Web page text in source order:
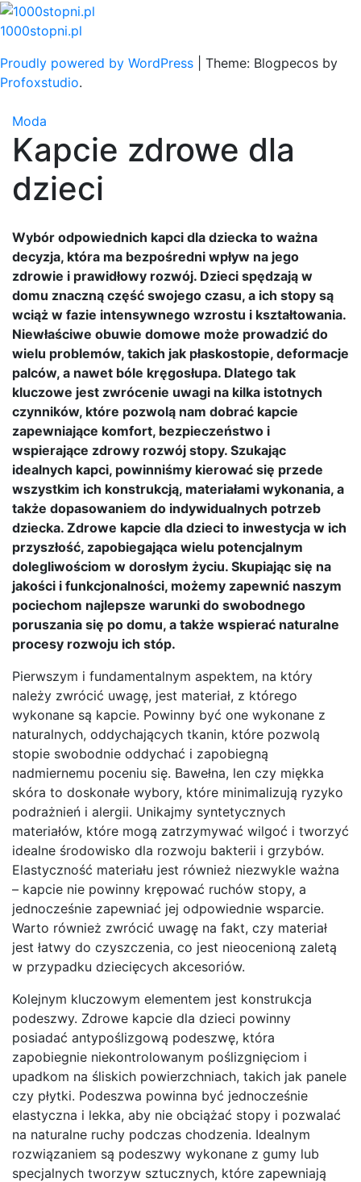
Skip
to
1000stopni.pl
Proudly powered by WordPress
Theme: Blogpecos by
Profoxstudio.
Moda
Kapcie zdrowe dla
dzieci
Wybór odpowiednich kapci dla dziecka to ważna
decyzja, która ma bezpośredni wpływ na jego
zdrowie i prawidłowy rozwój. Dzieci spędzają w
domu znaczną część swojego czasu, a ich stopy są
wciąż w fazie intensywnego wzrostu i kształtowania.
Niewłaściwe obuwie domowe może prowadzić do
wielu problemów, takich jak płaskostopie, deformacje
palców, a nawet bóle kręgosłupa. Dlatego tak
kluczowe jest zwrócenie uwagi na kilka istotnych
czynników, które pozwolą nam dobrać kapcie
zapewniające komfort, bezpieczeństwo i
wspierające zdrowy rozwój stopy. Szukając
idealnych kapci, powinniśmy kierować się przede
wszystkim ich konstrukcją, materiałami wykonania, a
także dopasowaniem do indywidualnych potrzeb
dziecka. Zdrowe kapcie dla dzieci to inwestycja w ich
przyszłość, zapobiegająca wielu potencjalnym
dolegliwościom w dorosłym życiu. Skupiając się na
jakości i funkcjonalności, możemy zapewnić naszym
pociechom najlepsze warunki do swobodnego
poruszania się po domu, a także wspierać naturalne
procesy rozwoju ich stóp.
Pierwszym i fundamentalnym aspektem, na który
należy zwrócić uwagę, jest materiał, z którego
wykonane są kapcie. Powinny być one wykonane z
naturalnych, oddychających tkanin, które pozwolą
stopie swobodnie oddychać i zapobiegną
nadmiernemu poceniu się. Bawełna, len czy miękka
skóra to doskonałe wybory, które minimalizują ryzyko
podrażnień i alergii. Unikajmy syntetycznych
materiałów, które mogą zatrzymywać wilgoć i tworzyć
idealne środowisko dla rozwoju bakterii i grzybów.
Elastyczność materiału jest również niezwykle ważna
– kapcie nie powinny krępować ruchów stopy, a
jednocześnie zapewniać jej odpowiednie wsparcie.
Warto również zwrócić uwagę na fakt, czy materiał
jest łatwy do czyszczenia, co jest nieocenioną zaletą
w przypadku dziecięcych akcesoriów.
Kolejnym kluczowym elementem jest konstrukcja
podeszwy. Zdrowe kapcie dla dzieci powinny
posiadać antypoślizgową podeszwę, która
zapobiegnie niekontrolowanym poślizgnięciom i
upadkom na śliskich powierzchniach, takich jak panele
czy płytki. Podeszwa powinna być jednocześnie
elastyczna i lekka, aby nie obciążać stopy i pozwalać
na naturalne ruchy podczas chodzenia. Idealnym
rozwiązaniem są podeszwy wykonane z gumy lub
specjalnych tworzyw sztucznych, które zapewniają